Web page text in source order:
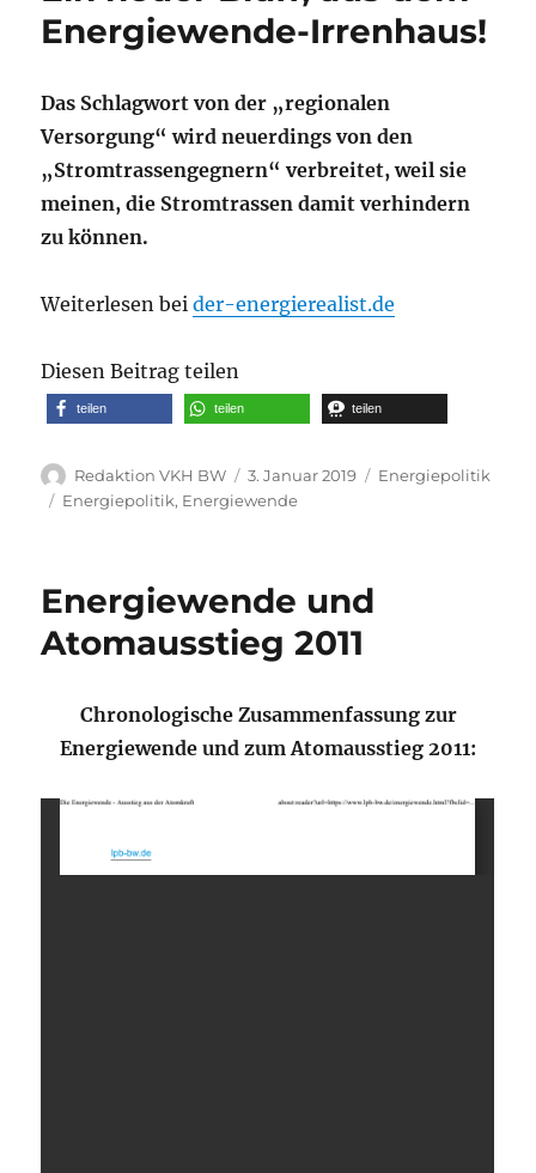
Energiewende-Irrenhaus!
Das Schlagwort von der „regionalen
Versorgung“ wird neuerdings von den
„Stromtrassengegnern“ verbreitet, weil sie
meinen, die Stromtrassen damit verhindern
zu können.
Weiterlesen beider-energierealist.de
Diesen Beitrag teilen
teilen teilen teilen
Autor
Redaktion VKH BW
Veröffentlicht
am
3. Januar 2019 Kategorien
Energiepolitik
Schlagwörter
Energiepolitik, Energiewende
Energiewende und
Atomausstieg 2011
Chronologische Zusammenfassung zur
Energiewende und zum Atomausstieg 2011: